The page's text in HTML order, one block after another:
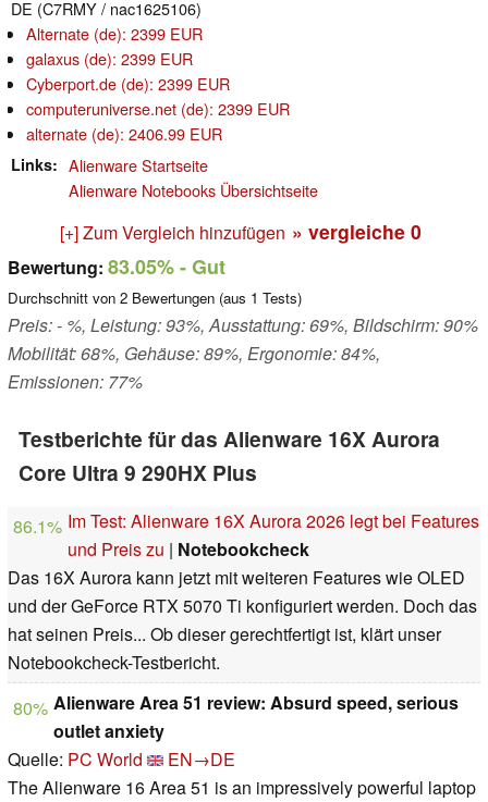
DE (C7RMY / nac1625106)
Alternate (de): 2399 EUR
galaxus (de): 2399 EUR
Cyberport.de (de): 2399 EUR
computeruniverse.net (de): 2399 EUR
alternate (de): 2406.99 EUR
Links
Alienware Startseite
Alienware Notebooks Übersichtseite
[+] Zum Vergleich hinzufügen » vergleiche 0
Bewertung: 83.05%- Gut
Durchschnitt von 2 Bewertungen (aus 1 Tests)
Preis: - %, Leistung: 93%, Ausstattung: 69%, Bildschirm: 90%
Mobilität: 68%, Gehäuse: 89%, Ergonomie: 84%,
Emissionen: 77%
Testberichte für das Alienware 16X Aurora
Core Ultra 9 290HX Plus
86.1% Im Test: Alienware 16X Aurora 2026 legt bei Features
und Preis zu | Notebookcheck
Das 16X Aurora kann jetzt mit weiteren Features wie OLED
und der GeForce RTX 5070 Ti konfiguriert werden. Doch das
hat seinen Preis... Ob dieser gerechtfertigt ist, klärt unser
Notebookcheck-Testbericht.
80% Alienware Area 51 review: Absurd speed, serious
outlet anxiety
Quelle: PC World
EN→DE
The Alienware 16 Area 51 is an impressively powerful laptop